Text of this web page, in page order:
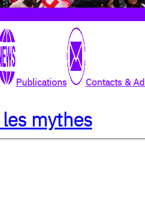
Publications Contacts &
mythes